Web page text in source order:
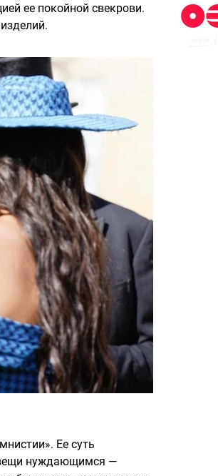
ее покойной свекрови.
Ее суть
нуждающимся —